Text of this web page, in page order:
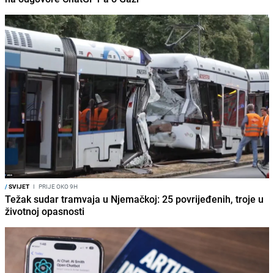
/SVIJET I PRIJE OKO 9H
Težak sudar tramvaja u Njemačkoj: 25 povrijeđenih, troje u
životnoj opasnosti